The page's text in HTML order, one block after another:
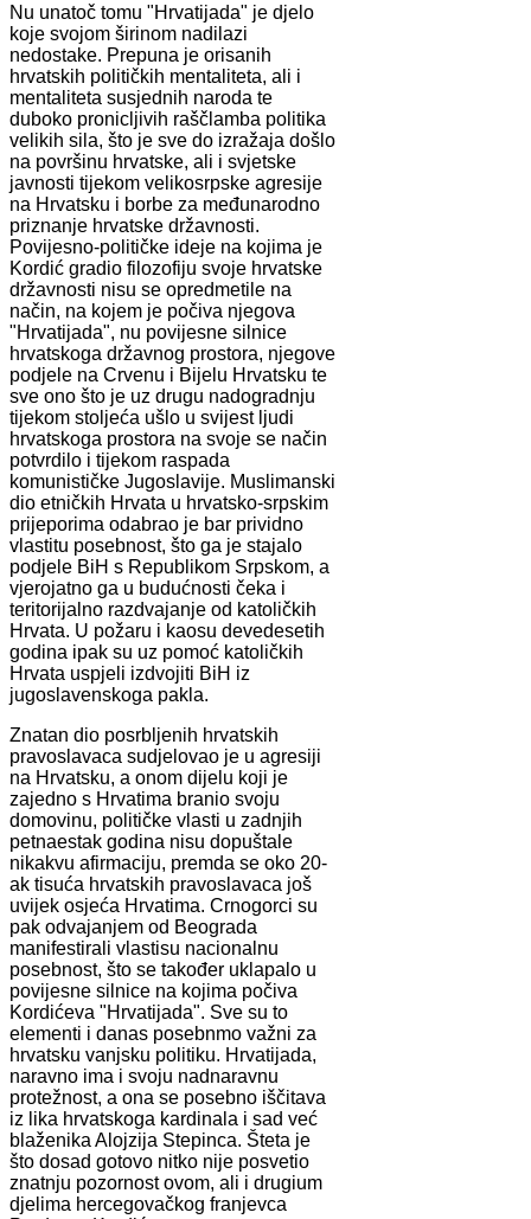
Nu unatoč tomu "Hrvatijada" je djelo
koje svojom širinom nadilazi
nedostake. Prepuna je orisanih
hrvatskih političkih mentaliteta, ali i
mentaliteta susjednih naroda te
duboko pronicljivih raščlamba politika
velikih sila, što je sve do izražaja došlo
na površinu hrvatske, ali i svjetske
javnosti tijekom velikosrpske agresije
na Hrvatsku i borbe za međunarodno
priznanje hrvatske državnosti.
Povijesno-političke ideje na kojima je
Kordić gradio filozofiju svoje hrvatske
državnosti nisu se opredmetile na
način, na kojem je počiva njegova
"Hrvatijada", nu povijesne silnice
hrvatskoga državnog prostora, njegove
podjele na Crvenu i Bijelu Hrvatsku te
sve ono što je uz drugu nadogradnju
tijekom stoljeća ušlo u svijest ljudi
hrvatskoga prostora na svoje se način
potvrdilo i tijekom raspada
komunističke Jugoslavije. Muslimanski
dio etničkih Hrvata u hrvatsko-srpskim
prijeporima odabrao je bar prividno
vlastitu posebnost, što ga je stajalo
podjele BiH s Republikom Srpskom, a
vjerojatno ga u budućnosti čeka i
teritorijalno razdvajanje od katoličkih
Hrvata. U požaru i kaosu devedesetih
godina ipak su uz pomoć katoličkih
Hrvata uspjeli izdvojiti BiH iz
jugoslavenskoga pakla.
Znatan dio posrbljenih hrvatskih
pravoslavaca sudjelovao je u agresiji
na Hrvatsku, a onom dijelu koji je
zajedno s Hrvatima branio svoju
domovinu, političke vlasti u zadnjih
petnaestak godina nisu dopuštale
nikakvu afirmaciju, premda se oko 20-
ak tisuća hrvatskih pravoslavaca još
uvijek osjeća Hrvatima. Crnogorci su
pak odvajanjem od Beograda
manifestirali vlastisu nacionalnu
posebnost, što se također uklapalo u
povijesne silnice na kojima počiva
Kordićeva "Hrvatijada". Sve su to
elementi i danas posebnmo važni za
hrvatsku vanjsku politiku. Hrvatijada,
naravno ima i svoju nadnaravnu
protežnost, a ona se posebno iščitava
iz lika hrvatskoga kardinala i sad već
blaženika Alojzija Stepinca. Šteta je
što dosad gotovo nitko nije posvetio
znatnju pozornost ovom, ali i drugium
djelima hercegovačkog franjevca